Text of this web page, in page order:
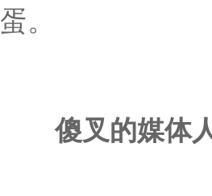
蛋。
傻叉的媒体